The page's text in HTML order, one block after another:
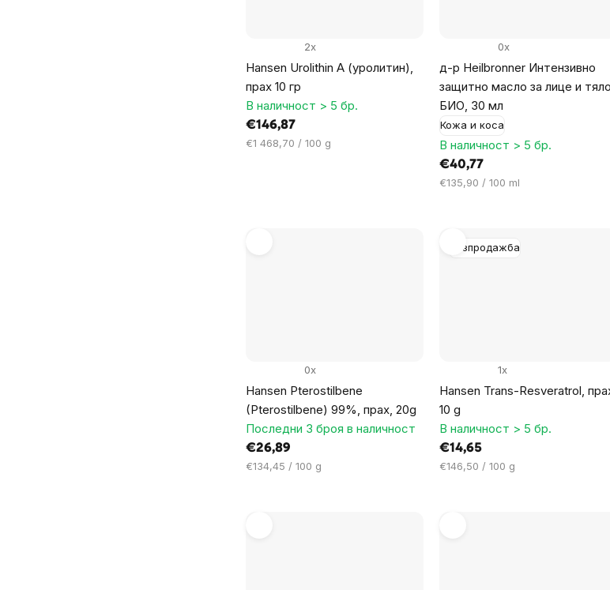
Hansen Urolithin A (уролитин),
прах 10 гр
2x
В наличност > 5 бр.
€146,87
Цена
€1 468,70 / 100 g
д-р Heilbronner Интензивно
защитно масло за лице и тяло,
БИО, 30 мл
Кожа и коса
0x
В наличност > 5 бр.
€40,77
Цена
€135,90 / 100 ml
Hansen Pterostilbene
(Pterostilbene) 99%, прах, 20g
0x
Последни 3 броя в наличност
€26,89
Цена
€134,45 / 100 g
Разпродажба
Hansen Trans-Resveratrol,
10 g
1x
В наличност > 5 бр.
€14,65
Цена
€146,50 / 100 g